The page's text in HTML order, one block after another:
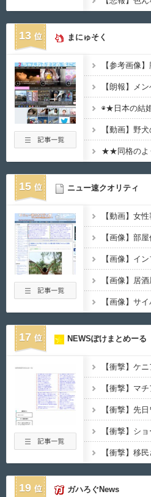
13 まにゅそく
◉★日本の結
15 ニュー速クオリティ
【動画】女
17 NEWSぽけまとめーる
19 ガハろぐNews